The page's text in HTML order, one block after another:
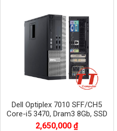
Dell Optiplex 7010 SFF/CH5
Core-i5 3470, Dram3 8Gb, SSD
128G + HDD 500Gb
2,650,000 ₫